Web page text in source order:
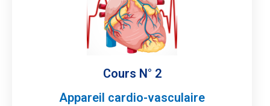
Cours N° 2
Appareil cardio-vasculaire